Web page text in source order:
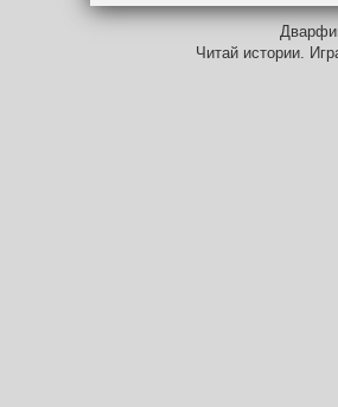
Читай истории.